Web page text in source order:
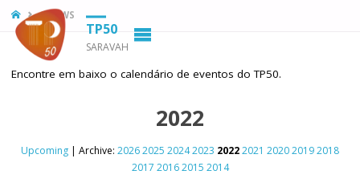
TP50
SARAVAH
HOMESHOWS
Encontre em baixo o calendário de eventos do TP50.
2022
Upcoming | Archive: 20262025 20242023 20222021 202020192018
2017 2016 2015 2014